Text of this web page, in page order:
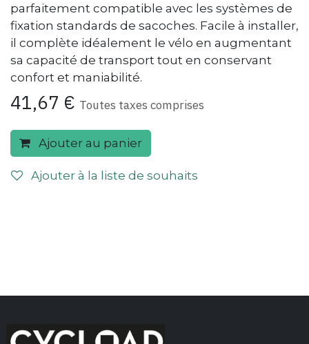
parfaitement compatible avec les systèmes de
fixation standards de sacoches. Facile à installer,
il complète idéalement le vélo en augmentant
sa capacité de transport tout en conservant
confort et maniabilité.
41,67 € Toutes taxes comprises
Ajouter au panier
Ajouter à la liste de souhaits